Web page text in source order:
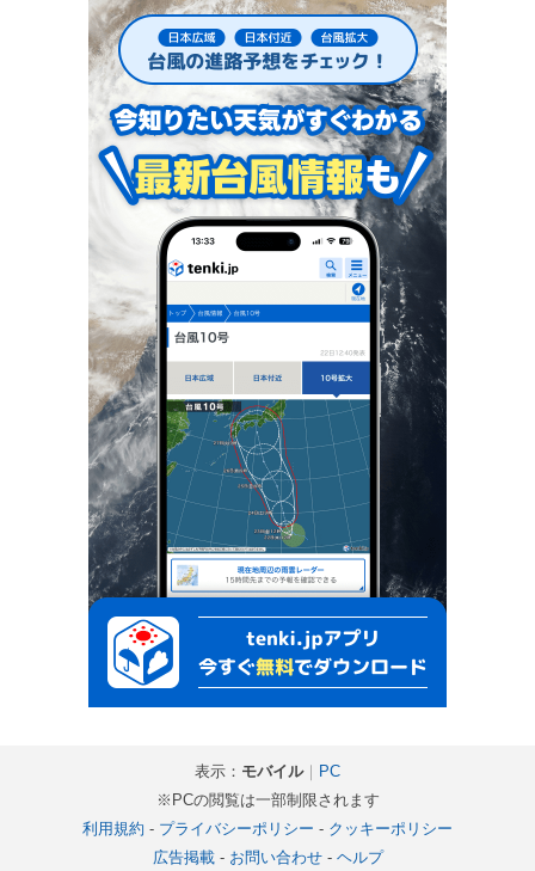
表示： モバイル｜ PC
※PCの閲覧は一部制限されます
利用規約 - プライバシーポリシー - クッキーポリシー
広告掲載- お問い合わせ- ヘルプ